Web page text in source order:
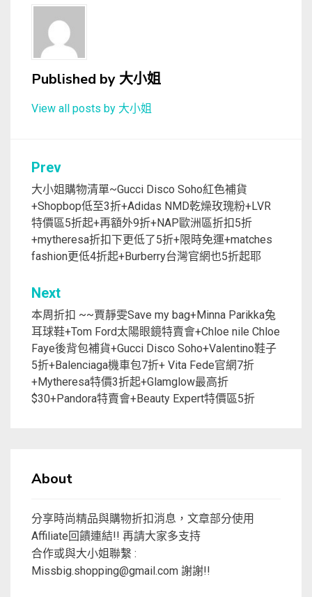
Published by大小姐
View all posts by 大小姐
文
章
導
覽
Prev
大小姐購物清單~Gucci Disco Soho紅色補貨
+Shopbop低至3折+Adidas NMD乾燥玫瑰粉+LVR
特價區5折起+再額外9折+NAP歐洲區折扣5折
+mytheresa折扣下更低了5折+限時免運+matches
fashion更低4折起+Burberry台灣官網也5折起耶
Next
本周折扣 ~~賈靜雯Save my bag+Minna Parikka兔
耳球鞋+Tom Ford太陽眼鏡特賣會+Chloe nile Chloe
Faye後背包補貨+Gucci Disco Soho+Valentino鞋子
5折+Balenciaga機車包7折+ Vita Fede官網7折
+Mytheresa特價3折起+Glamglow最高折
$30+Pandora特賣會+Beauty Expert特價區5折
About
分享時尚精品與購物折扣消息，文章部分使用
Affiliate回饋連結!! 再請大家多支持
合作或與大小姐聯繫 :
Missbig.shopping@gmail.com 謝謝!!